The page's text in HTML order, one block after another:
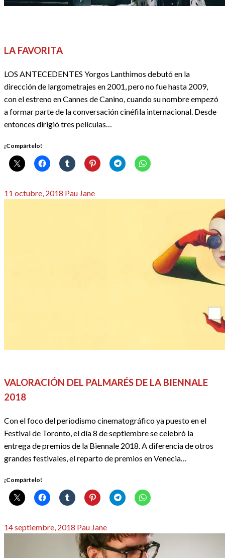
LA FAVORITA
LOS ANTECEDENTES Yorgos Lanthimos debutó en la
dirección de largometrajes en 2001, pero no fue hasta 2009,
con el estreno en Cannes de Canino, cuando su nombre empezó
a formar parte de la conversación cinéfila internacional. Desde
entonces dirigió tres películas…
¡Compártelo!
Publicado
11 octubre, 2018 Pau Jane
VALORACIÓN DEL PALMARÉS DE LA BIENNALE
2018
Con el foco del periodismo cinematográfico ya puesto en el
Festival de Toronto, el día 8 de septiembre se celebró la
entrega de premios de la Biennale 2018. A diferencia de otros
grandes festivales, el reparto de premios en Venecia…
¡Compártelo!
Publicado
14 septiembre, 2018 Pau Jane